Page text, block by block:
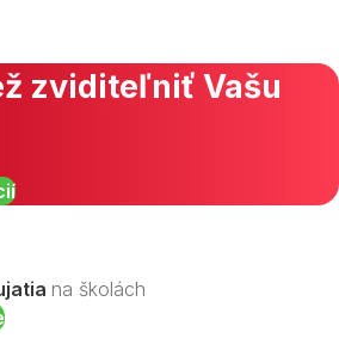
zviditeľniť Vašu
na školách